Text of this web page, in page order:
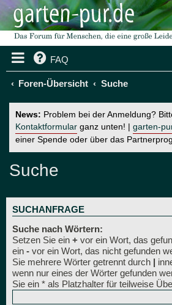
FAQ
Foren-Übersicht Suche
News: Problem bei der Anmeldung?
Kontaktformular ganz unten! | garten-
einer Spende oder über das
Suche
SUCHANFRAGE
Suche nach Wörtern:
Setzen Sie ein + vor ein Wort, das
ein - vor ein Wort, das nicht gefunden
Sie mehrere Wörter getrennt durch |
wenn nur eines der Wörter gefunden
Sie ein * als Platzhalter für teilweise